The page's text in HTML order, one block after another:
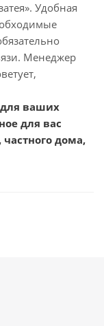
Удобная
Менеджер
ваших
для вас
дома,